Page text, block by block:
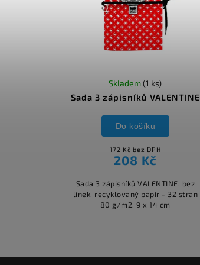
Sada 3 zápisníků VALENTINE
Skladem(1 ks)
172 Kč bez DPH
208 Kč
Do košíku
Sada 3 zápisníků VALENTINE, bez
linek, recyklovaný papír - 32 stran
80 g/m2, 9 x 14 cm